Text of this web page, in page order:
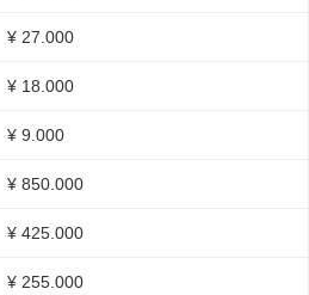
¥ 27.000
¥ 18.000
¥ 9.000
¥ 850.000
¥ 425.000
¥ 255.000